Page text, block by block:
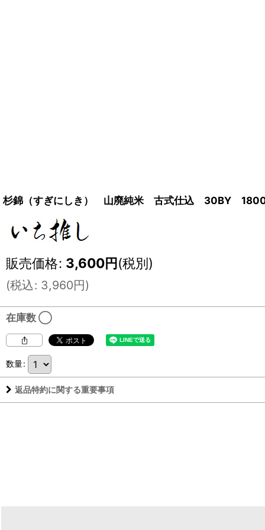
杉錦（すぎにしき） 山廃純米 古式仕込 30BY
販売価格: 3,600円(税別)
(税込: 3,960円)
在庫数 ◯
数量:
返品特約に関する重要事項